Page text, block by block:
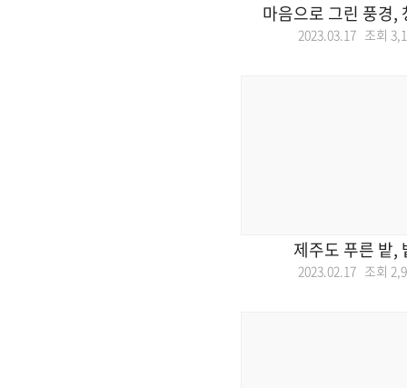
마음으로 그린 풍경,
2023.03.17 조회
제주도 푸른 밭,
2023.02.17 조회